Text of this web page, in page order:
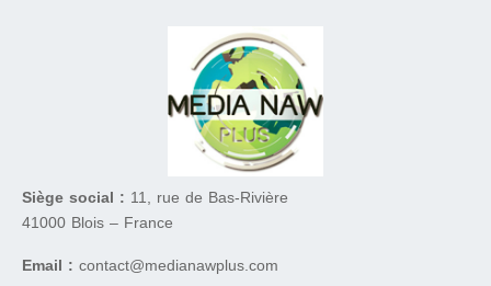
Siège social : 11, rue de Bas-Rivière
41000 Blois – France
Email : contact@medianawplus.com